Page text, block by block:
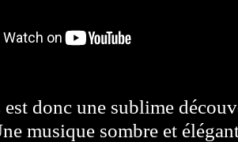
donc une sublime
musique sombre et